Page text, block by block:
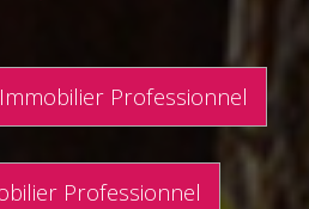
Professionnel
Professionnel